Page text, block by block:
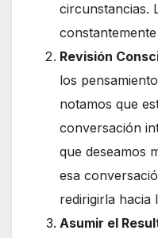
circunstancias.
Revisión
los
notamos que
conversación
que deseamos
esa
redirigirla hacia
Asumir el